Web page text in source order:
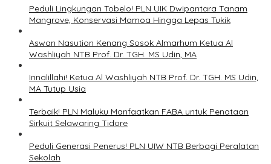
Peduli Lingkungan Tobelo! PLN UIK Dwipantara Tanam
Mangrove, Konservasi Mamoa Hingga Lepas Tukik
Aswan Nasution Kenang Sosok Almarhum Ketua Al
Washliyah NTB Prof. Dr. TGH. MS Udin, MA
Innalillahi! Ketua Al Washliyah NTB Prof. Dr. TGH. MS Udin,
MA Tutup Usia
Terbaik! PLN Maluku Manfaatkan FABA untuk Penataan
Sirkuit Selawaring Tidore
Peduli Generasi Penerus! PLN UIW NTB Berbagi Peralatan
Sekolah